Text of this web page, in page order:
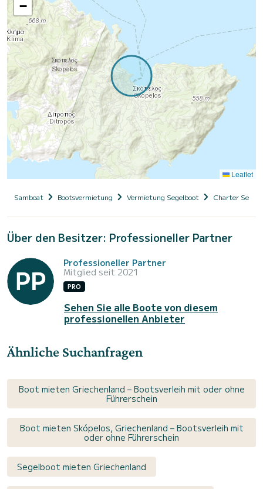
−
Leaflet
Samboat Bootsvermietung Vermietung Segelboot Charter
Über den Besitzer: Professioneller Partner
Professioneller Partner
Mitglied seit 2021
PRO
Sehen Sie alle Boote von diesem
professionellen Anbieter
Ähnliche Suchanfragen
Boot mieten Griechenland – Bootsverleih mit oder ohne
Führerschein
Boot mieten Skópelos, Griechenland – Bootsverleih mit
oder ohne Führerschein
Segelboot mieten Griechenland